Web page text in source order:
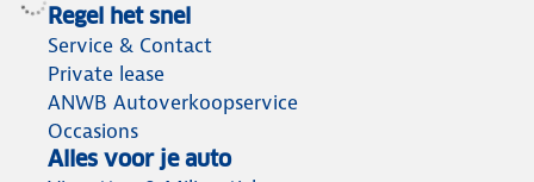
Regel het snel
Service & Contact
Private lease
ANWB Autoverkoopservice
Occasions
Alles voor je auto